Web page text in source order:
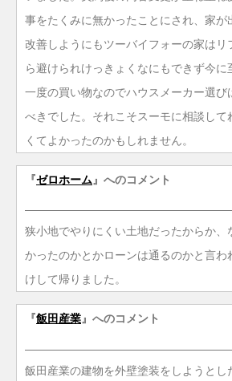
事をたくみに無かったことにされ、家が
改善しようにもツーバイフォーの家はリ
ら避けられけっきょくなにもできず今に
一度の買い物なのでハウスメーカー選び
べきでした。それこそスーモに相談して
くてよかったのかもしれません。
『ゼロホーム 』へのコメント
狭小地でやりにくい土地だったからか、
かったのかとかローンは通るのかと言わ
けして帰りました。
『飯田産業』へのコメント
飯田産業の建物を外壁塗装をしようとし